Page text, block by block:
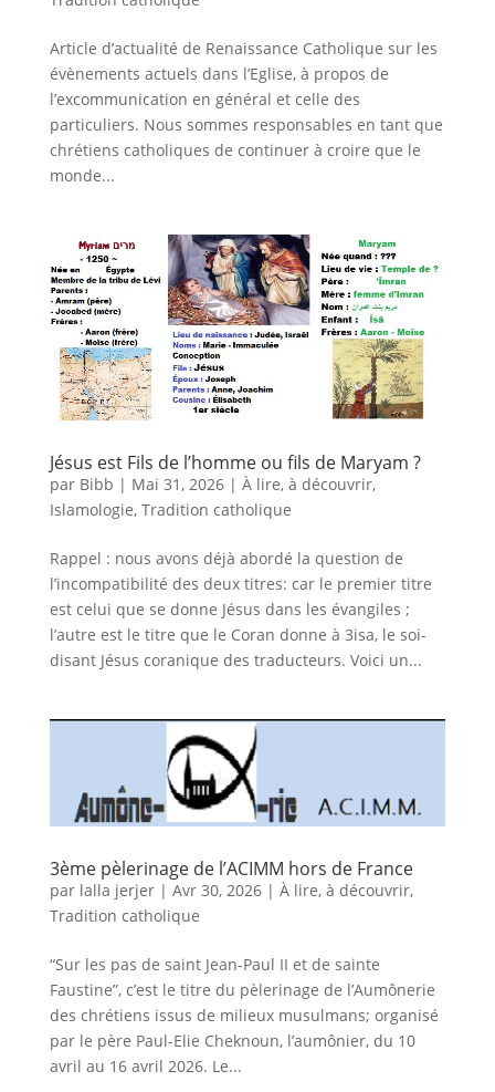
Article d’actualité de Renaissance Catholique sur les
évènements actuels dans l’Eglise, à propos de
l’excommunication en général et celle des
particuliers. Nous sommes responsables en tant que
chrétiens catholiques de continuer à croire que le
monde...
Jésus est Fils de l’homme ou fils de Maryam ?
par Bibb | Mai 31, 2026| À lire, à découvrir,
Islamologie, Tradition catholique
Rappel : nous avons déjà abordé la question de
l’incompatibilité des deux titres: car le premier titre
est celui que se donne Jésus dans les évangiles ;
l’autre est le titre que le Coran donne à 3isa, le soi-
disant Jésus coranique des traducteurs. Voici un...
3ème pèlerinage de l’ACIMM hors de France
par lalla jerjer| Avr 30, 2026| À lire, à découvrir,
Tradition catholique
“Sur les pas de saint Jean-Paul II et de sainte
Faustine”, c’est le titre du pèlerinage de l’Aumônerie
des chrétiens issus de milieux musulmans; organisé
par le père Paul-Elie Cheknoun, l’aumônier, du 10
avril au 16 avril 2026. Le...